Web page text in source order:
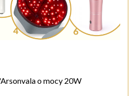
o mocy 20W